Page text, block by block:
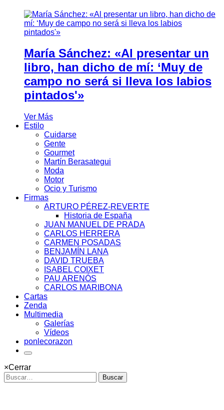
María Sánchez: «Al presentar un
libro, han dicho de mí: ‘Muy de
campo no será si lleva los labios
pintados'»
Ver Más
Estilo
Cuidarse
Gente
Gourmet
Martín Berasategui
Moda
Motor
Ocio y Turismo
Firmas
ARTURO PÉREZ-REVERTE
Historia de España
JUAN MANUEL DE PRADA
CARLOS HERRERA
CARMEN POSADAS
BENJAMÍN LANA
DAVID TRUEBA
ISABEL COIXET
PAU ARENÓS
CARLOS MARIBONA
Cartas
Zenda
Multimedia
Galerías
Vídeos
ponlecorazon
×Cerrar
Buscar